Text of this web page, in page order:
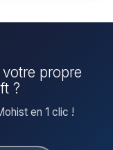
propre
?
en 1 clic !